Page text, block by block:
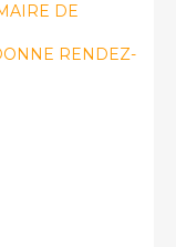
DE
RENDEZ-